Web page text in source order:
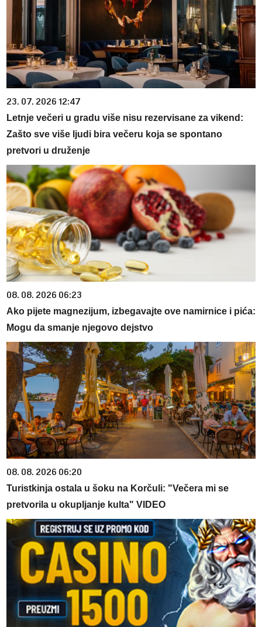
23. 07. 2026 12:47
Letnje večeri u gradu više nisu rezervisane za vikend:
Zašto sve više ljudi bira večeru koja se spontano
pretvori u druženje
08. 08. 2026 06:23
Ako pijete magnezijum, izbegavajte ove namirnice i pića:
Mogu da smanje njegovo dejstvo
08. 08. 2026 06:20
Turistkinja ostala u šoku na Korčuli: "Večera mi se
pretvorila u okupljanje kulta" VIDEO